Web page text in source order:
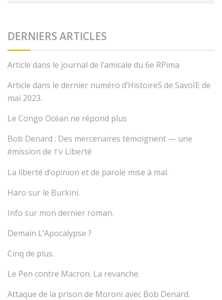
DERNIERS ARTICLES
Article dans le journal de l’amicale du 6e RPima
Article dans le dernier numéro d’HistoireS de SavoIE de
mai 2023.
Le Congo Océan ne répond plus
Bob Denard : Des mercenaires témoignent — une
émission de TV Liberté
La liberté d’opinion et de parole mise à mal.
Haro sur le Burkini.
Info sur mon dernier roman.
Demain L’Apocalypse ?
Cinq de plus.
Le Pen contre Macron. La revanche.
Attaque de la prison de Moroni avec Bob Denard.